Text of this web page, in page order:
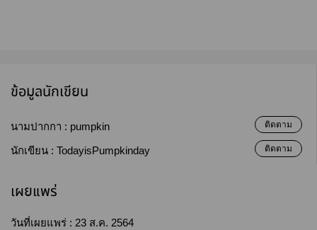
ข้อมูลนักเขียน
นามปากกา : pumpkin ติดตาม
นักเขียน : TodayisPumpkinday ติดตาม
เผยแพร่
วันที่เผยแพร่ : 23 ส.ค. 2564